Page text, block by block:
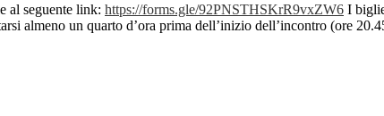
al seguente link: https://forms.gle/92PNSTHSKrR9vxZW6 I
almeno un quarto d’ora prima dell’inizio dell’incontro (ore